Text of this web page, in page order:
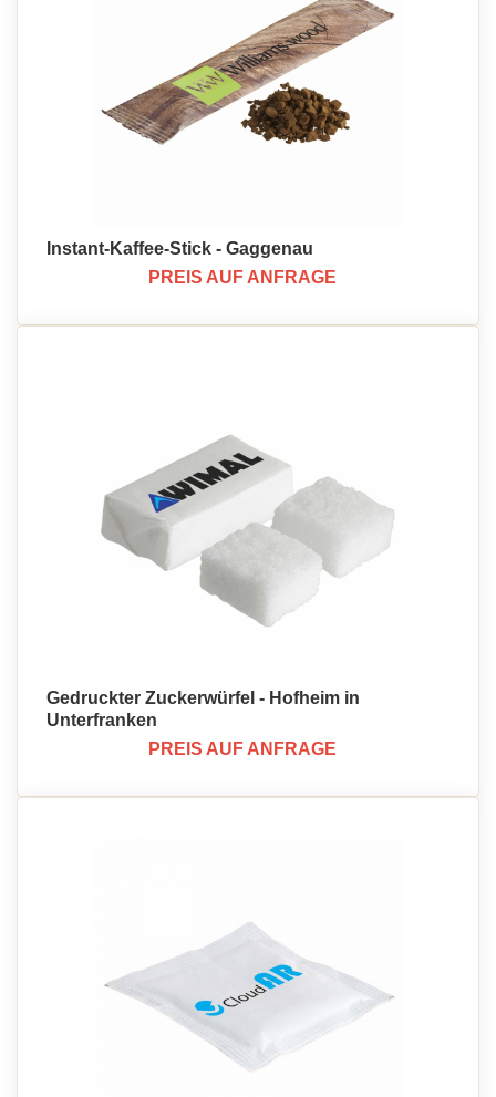
Instant-Kaffee-Stick - Gaggenau
PREIS AUF ANFRAGE
Gedruckter Zuckerwürfel - Hofheim in
Unterfranken
PREIS AUF ANFRAGE